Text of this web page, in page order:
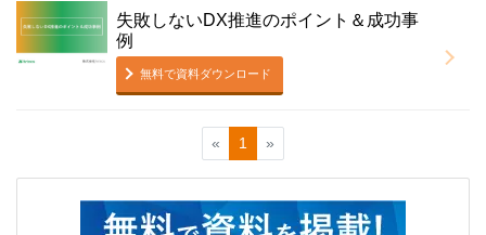
失敗しないDX推進のポイント＆成功事
例
無料で資料ダウンロード
« 1 »